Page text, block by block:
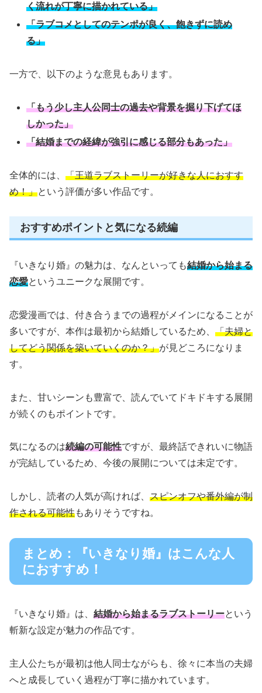
く流れが丁寧に描かれている」
「ラブコメとしてのテンポが良く、飽きずに読め
る」
一方で、以下のような意見もあります。
「もう少し主人公同士の過去や背景を掘り下げてほ
しかった」
「結婚までの経緯が強引に感じる部分もあった」
全体的には、 「王道ラブストーリーが好きな人におすす
め！」という評価が多い作品です。
おすすめポイントと気になる続編
『いきなり婚』の魅力は、なんといっても結婚から始まる
恋愛というユニークな展開です。
恋愛漫画では、付き合うまでの過程がメインになることが
多いですが、本作は最初から結婚しているため、 「夫婦と
してどう関係を築いていくのか？」が見どころになりま
す。
また、甘いシーンも豊富で、読んでいてドキドキする展開
が続くのもポイントです。
気になるのは続編の可能性ですが、最終話できれいに物語
が完結しているため、今後の展開については未定です。
しかし、読者の人気が高ければ、 スピンオフや番外編が制
作される可能性もありそうですね。
まとめ：『いきなり婚』はこんな人
におすすめ！
『いきなり婚』は、 結婚から始まるラブストーリーという
斬新な設定が魅力の作品です。
主人公たちが最初は他人同士ながらも、徐々に本当の夫婦
へと成長していく過程が丁寧に描かれています。